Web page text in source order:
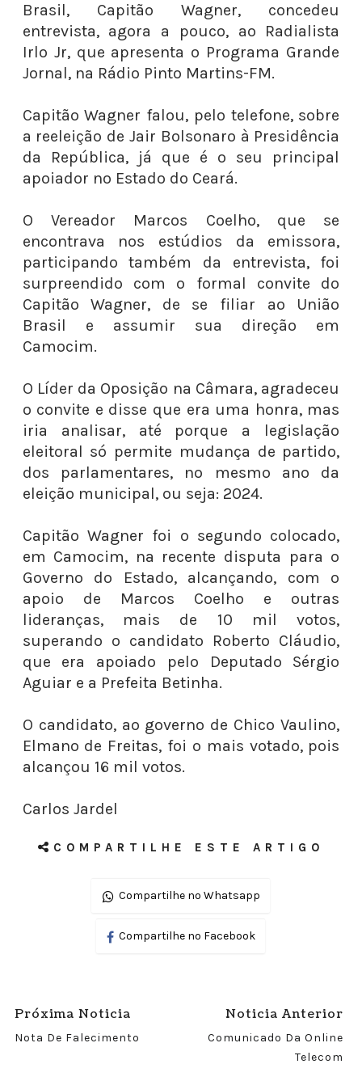
Brasil, Capitão Wagner, concedeu
entrevista, agora a pouco, ao Radialista
Irlo Jr, que apresenta o Programa Grande
Jornal, na Rádio Pinto Martins-FM.
Capitão Wagner falou, pelo telefone, sobre
a reeleição de Jair Bolsonaro à Presidência
da República, já que é o seu principal
apoiador no Estado do Ceará.
O Vereador Marcos Coelho, que se
encontrava nos estúdios da emissora,
participando também da entrevista, foi
surpreendido com o formal convite do
Capitão Wagner, de se filiar ao União
Brasil e assumir sua direção em
Camocim.
O Líder da Oposição na Câmara, agradeceu
o convite e disse que era uma honra, mas
iria analisar, até porque a legislação
eleitoral só permite mudança de partido,
dos parlamentares, no mesmo ano da
eleição municipal, ou seja: 2024.
Capitão Wagner foi o segundo colocado,
em Camocim, na recente disputa para o
Governo do Estado, alcançando, com o
apoio de Marcos Coelho e outras
lideranças, mais de 10 mil votos,
superando o candidato Roberto Cláudio,
que era apoiado pelo Deputado Sérgio
Aguiar e a Prefeita Betinha.
O candidato, ao governo de Chico Vaulino,
Elmano de Freitas, foi o mais votado, pois
alcançou 16 mil votos.
Carlos Jardel
COMPARTILHE ESTE ARTIGO
Compartilhe no Whatsapp
Compartilhe no Facebook
Próxima Noticia
Nota De Falecimento
Noticia Anterior
Comunicado Da Online
Telecom